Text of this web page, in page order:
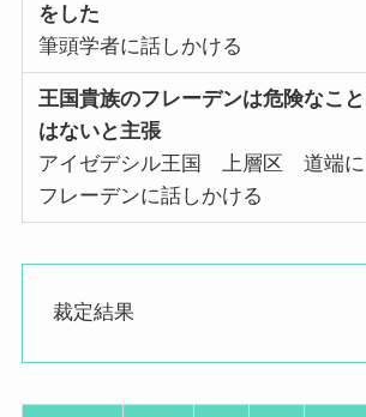
をした
筆頭学者に話しかける
王国貴族のフレーデンは危険なこ
はないと主張
アイゼデシル王国 上層区 道端に
フレーデンに話しかける
裁定結果